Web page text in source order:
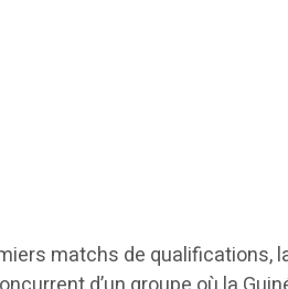
matchs de qualifications,